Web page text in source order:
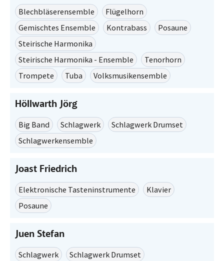
Blechbläserensemble
Flügelhorn
Gemischtes Ensemble
Kontrabass
Posaune
Steirische Harmonika
Steirische Harmonika - Ensemble
Tenorhorn
Trompete
Tuba Volksmusikensemble
Höllwarth Jörg
Big Band
Schlagwerk
Schlagwerk Drumset
Schlagwerkensemble
Joast Friedrich
Elektronische Tasteninstrumente
Klavier
Posaune
Juen Stefan
Schlagwerk
Schlagwerk Drumset